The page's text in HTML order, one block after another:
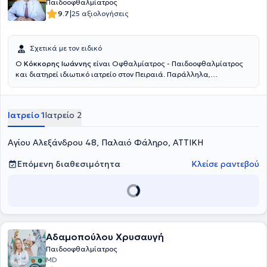
Παιδοοφθαλμίατρος
9.7|25 αξιολογήσεις
Σχετικά με τον ειδικό
Ο Κόκκορης Ιωάννης είναι Οφθαλμίατρος - Παιδοοφθαλμίατρος
και διατηρεί ιδιωτικό ιατρείο στον Πειραιά. Παράλληλα,
General. Είναι πτυχιούχος της Ιατρικής Σχολής του Εθνικού και
Οφθαλμολογία στο Γενικό Νοσοκομείο Πειραιά "Τζάνειο". Επιπλέον,
είναι κάτοχος Ευρωπαϊκού Διπλώματος Οφθαλμολογίας, το οποίο
έλαβε στο Παρίσι. Διαθέτει εμπειρία, έχοντας εργαστεί σε μεγάλες
Κλινικές και Νοσοκομεία της Αττικής και εξειδικεύεται στο Laser
μυωπίας, στην Παιδο-οφθαλμολογία και στη Χειρουργική
καταρράκτη.
Ιατρείο 1Ιατρείο 2
Αγίου Αλεξάνδρου 48, Παλαιό Φάληρο, ΑΤΤΙΚΗ
Επόμενη διαθεσιμότητα
Κλείσε ραντεβού
Αδαμοπούλου Χρυσαυγή
Παιδοοφθαλμίατρος
MD